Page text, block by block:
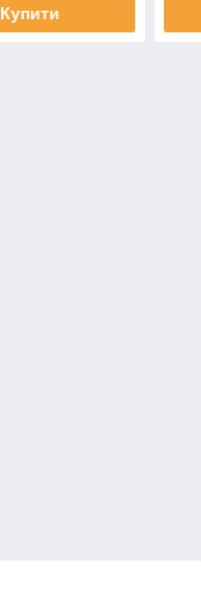
Купити